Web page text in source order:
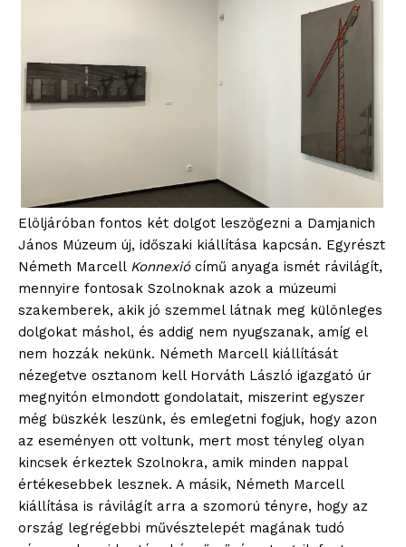
Elöljáróban fontos két dolgot leszögezni a Damjanich
János Múzeum új, időszaki kiállítása kapcsán. Egyrészt
Németh Marcell Konnexiócímű anyaga ismét rávilágít,
mennyire fontosak Szolnoknak azok a múzeumi
szakemberek, akik jó szemmel látnak meg különleges
dolgokat máshol, és addig nem nyugszanak, amíg el
nem hozzák nekünk. Németh Marcell kiállítását
nézegetve osztanom kell Horváth László igazgató úr
megnyitón elmondott gondolatait, miszerint egyszer
még büszkék leszünk, és emlegetni fogjuk, hogy azon
az eseményen ott voltunk, mert most tényleg olyan
kincsek érkeztek Szolnokra, amik minden nappal
értékesebbek lesznek. A másik, Németh Marcell
kiállítása is rávilágít arra a szomorú tényre, hogy az
ország legrégebbi művésztelepét magának tudó